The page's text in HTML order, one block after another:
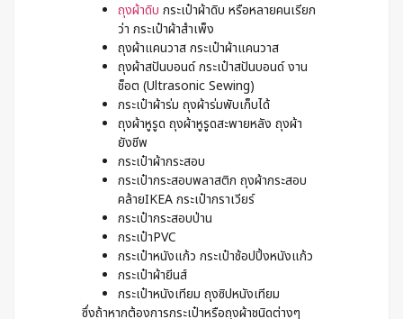
ถุงผ้าดิบ กระเป๋าผ้าดิบ หรือหลายคนเรียก
ว่า กระเป๋าผ้าสำเพ็ง
ถุงผ้าแคนวาส กระเป๋าผ้าแคนวาส
ถุงผ้าสปันบอนด์ กระเป๋าสปันบอนด์ งาน
ช็อต (Ultrasonic Sewing)
กระเป๋าผ้าร่ม ถุงผ้าร่มพับเก็บได้
ถุงผ้าหูรูด ถุงผ้าหูรูดสะพายหลัง ถุงผ้า
ยังชีพ
กระเป๋าผ้ากระสอบ
กระเป๋ากระสอบพลาสติก ถุงผ้ากระสอบ
คล้ายIKEA กระเป๋ากราเวียร์
กระเป๋ากระสอบป่าน
กระเป๋าPVC
กระเป๋าหนังแก้ว กระเป๋าช้อปปิ้งหนังแก้ว
กระเป๋าผ้ายีนส์
กระเป๋าหนังเทียม ถุงซิปหนังเทียม
ซึ่งถ้าหากต้องการกระเป๋าหรือถุงผ้าชนิดต่างๆ